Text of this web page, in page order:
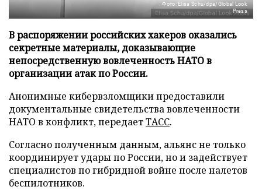
Фото: Elisa Schu/dpa/Global Look
Press
В распоряжении российских хакеров оказались
секретные материалы, доказывающие
непосредственную вовлеченность НАТО в
организации атак по России.
Анонимные кибервзломщики предоставили
документальные свидетельства вовлеченности
НАТО в конфликт, передаетТАСС.
Согласно полученным данным, альянс не только
координирует удары по России, но и задействует
специалистов по гибридной войне после налетов
беспилотников.